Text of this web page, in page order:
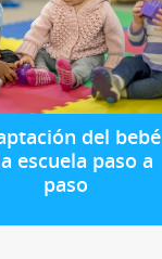
del bebé
escuela paso a
paso